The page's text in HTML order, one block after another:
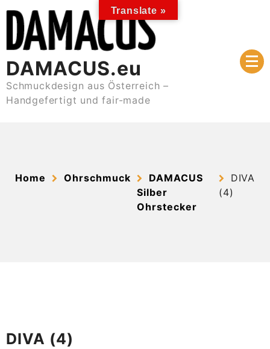
content
DAMACUS.eu
Schmuckdesign aus Österreich –
Handgefertigt und fair-made
Home Ohrschmuck
DAMACUS
Silber
Ohrstecker
DIVA
(4)
DIVA (4)
Translate »